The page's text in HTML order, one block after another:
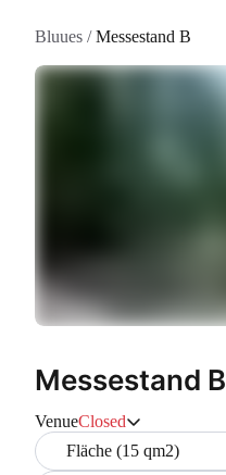
Bluues /Messestand B
Messestand B
VenueClosed
Fläche (15 qm2)